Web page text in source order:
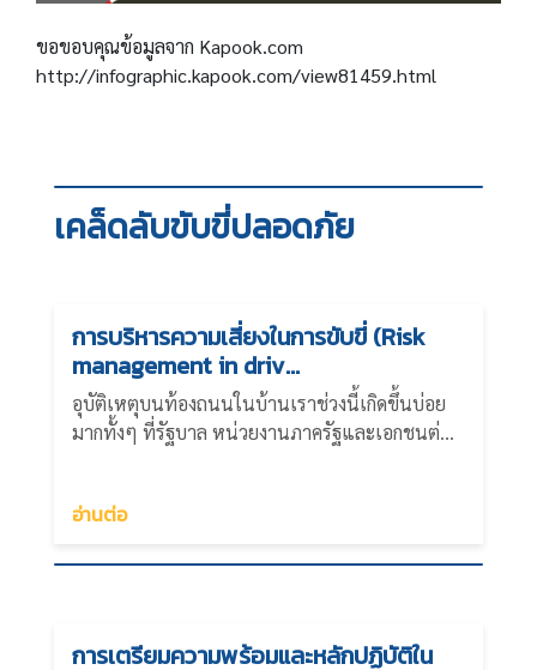
ขอขอบคุณข้อมูลจาก Kapook.com
http://infographic.kapook.com/view81459.html
เคล็ดลับขับขี่ปลอดภัย
การบริหารความเสี่ยงในการขับขี่ (Risk
management in driv...
อุบัติเหตุบนท้องถนนในบ้านเราช่วงนี้เกิดขึ้นบ่อย
มากทั้งๆ ที่รัฐบาล หน่วยงานภาครัฐและเอกชนต่...
อ่านต่อ
การเตรียมความพร้อมและหลักปฏิบัติใน